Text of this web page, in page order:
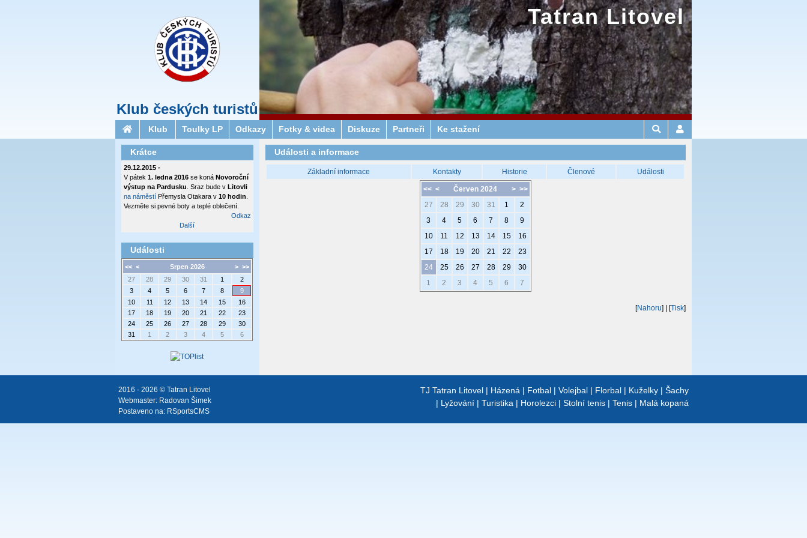
Klub českých turistů
Tatran Litovel
Klub Toulky LP Odkazy Fotky & videa Diskuze Partneři Ke stažení
Události a informace
Základní informace Kontakty Historie Členové Události
<< < > >>
Červen 2024
27
28 29 30 31 1
2
3
4 5 6 7 8
9
10
11 12 13 14 15
16
17
18 19 20 21 22
23
24
25 26 27 28 29
30
1
2 3 4 5 6 7
[Nahoru] | [Tisk]
Krátce
29.12.2015 -
V pátek 1. ledna 2016 se koná Novoroční
výstup na Pardusku . Sraz bude v Litovli
na náměstíPřemysla Otakara v 10 hodin
Vezměte si pevné boty a teplé oblečení.
Odkaz
Další
Události
<< < > >>
Srpen 2026
27
28 29 30 31 1
2
3
4 5 6 7 8
9
10
11 12 13 14 15
16
17
18 19 20 21 22
23
24
25 26 27 28 29
30
31
1 2 3 4 5 6
TJ Tatran Litovel | Házená | Fotbal | Volejbal | Florbal | Kuželky | Šachy
| Lyžování | Turistika | Horolezci | Stolní tenis | Tenis | Malá kopaná
2016 - 2026 © Tatran Litovel
Webmaster: Radovan Šimek
Postaveno na: RSportsCMS